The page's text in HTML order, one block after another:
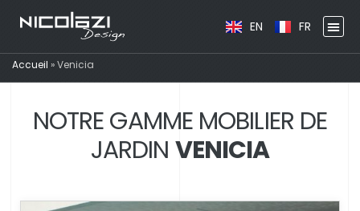
EN FR
Accueil »Venicia
NOTRE GAMME MOBILIER DE
JARDIN VENICIA